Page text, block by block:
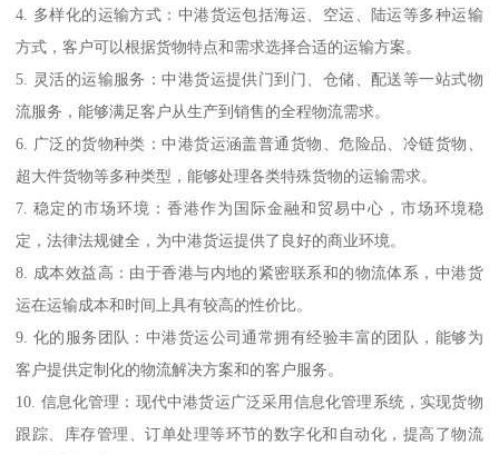
4. 多样化的运输方式：中港货运包括海运、空运、陆运等多种运输
方式，客户可以根据货物特点和需求选择合适的运输方案。
5. 灵活的运输服务：中港货运提供门到门、仓储、配送等一站式物
流服务，能够满足客户从生产到销售的全程物流需求。
6. 广泛的货物种类：中港货运涵盖普通货物、危险品、冷链货物、
超大件货物等多种类型，能够处理各类特殊货物的运输需求。
7. 稳定的市场环境：香港作为国际金融和贸易中心，市场环境稳
定，法律法规健全，为中港货运提供了良好的商业环境。
8. 成本效益高：由于香港与内地的紧密联系和的物流体系，中港货
运在运输成本和时间上具有较高的性价比。
9. 化的服务团队：中港货运公司通常拥有经验丰富的团队，能够为
客户提供定制化的物流解决方案和的客户服务。
10. 信息化管理：现代中港货运广泛采用信息化管理系统，实现货物
跟踪、库存管理、订单处理等环节的数字化和自动化，提高了物流